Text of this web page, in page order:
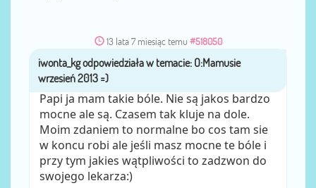
13 lata 7 miesiąc temu #518050
przeziwonta_kg
Papi ja mam takie bóle. Nie są jakos bardzo
mocne ale są. Czasem tak kluje na dole.
Moim zdaniem to normalne bo cos tam sie
w koncu robi ale jeśli masz mocne te bóle i
przy tym jakies wątpliwości to zadzwon do
swojego lekarza:)